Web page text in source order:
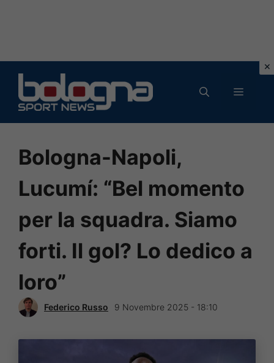
contenuto
MENU
Bologna-Napoli,
Lucumí: “Bel momento
per la squadra. Siamo
forti. Il gol? Lo dedico a
loro”
Federico Russo 9 Novembre 2025 - 18:10